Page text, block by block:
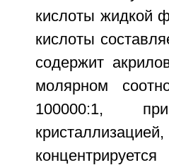
кислоты жидкой
кислоты
содержит
молярном
100000:1,